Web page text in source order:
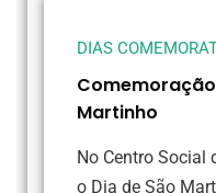
DIAS
Martinho
No Centro Social
o Dia de São